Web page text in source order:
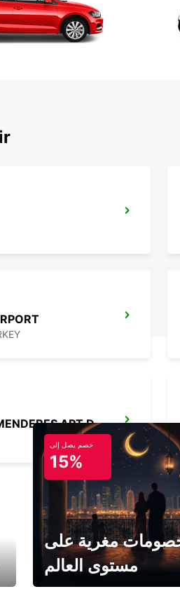
IZMIR ADNAN MENDERES APT DOMESTIC
خصم يصل إلى
15%
مغرية على
مستوى العالم